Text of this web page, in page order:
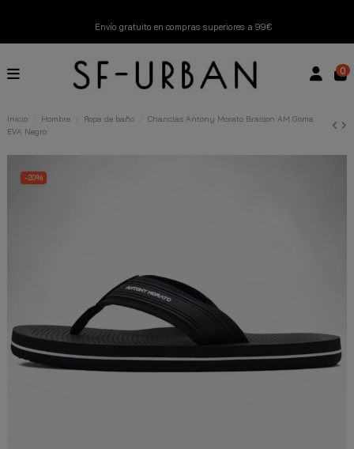
Envío gratuito en compras superiores a 99€
Nuevos productos disponibles esta semana
0
Inicio Hombre Ropa de baño
Chanclas Antony Morato Braison AM Goma
EVA Negro
-20%